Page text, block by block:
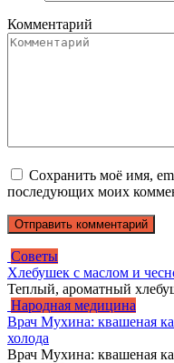
Комментарий
Сохранить моё имя,
последующих моих
Советы
Хлебушек с маслом и
Теплый, ароматный
Народная медицина
Врач Мухина: квашеная
холода
Врач Мухина: квашеная